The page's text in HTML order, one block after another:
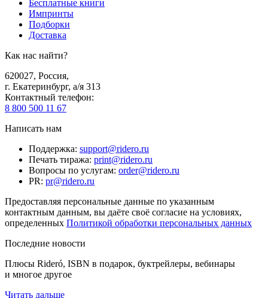
Бесплатные книги
Импринты
Подборки
Доставка
Как нас найти?
620027, Россия,
г. Екатеринбург, а/я 313
Контактный телефон:
8 800 500 11 67
Написать нам
Поддержка: support@ridero.ru
Печать тиража: print@ridero.ru
Вопросы по услугам: order@ridero.ru
PR: pr@ridero.ru
Предоставляя персональные данные по указанным
контактным данным, вы даёте своё согласие на условиях,
определенных Политикой обработки персональных данных
Последние новости
Плюсы Rideró, ISBN в подарок, буктрейлеры, вебинары
и многое другое
Читать дальше